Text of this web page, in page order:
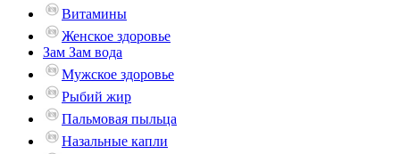
Витамины
Женское здоровье
Зам Зам вода
Мужское здоровье
Рыбий жир
Пальмовая пыльца
Назальные капли